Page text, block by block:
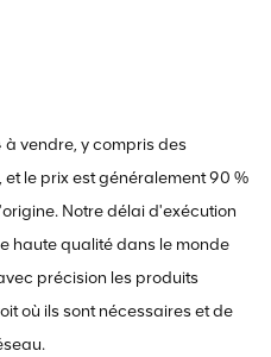
à vendre, y compris des
le prix est généralement 90 %
Notre délai d'exécution
haute qualité dans le monde
précision les produits
où ils sont nécessaires et de